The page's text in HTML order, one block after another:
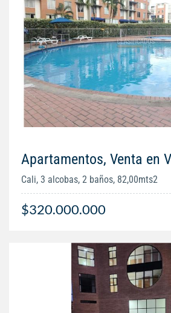
Apartamentos, Venta en
Cali, 3 alcobas, 2 baños, 82,00mts2
$320.000.000